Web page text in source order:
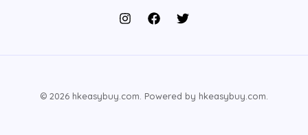
© 2026 hkeasybuy.com. Powered by hkeasybuy.com.